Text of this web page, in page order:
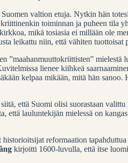
valtion etuja. Nytkin hän
toiminnan ja puheen tila
mikä tosiasia ei millään ole
leikattu niin, että vähiten tuottoisat
mielestä
lienee kiihkeä
kelpaa mikään, mitä hän
että Suomi olisi suorastaan
että lauluntekijän mielessä on
reformaation
kirjoitti 1600-luvulla, että itse